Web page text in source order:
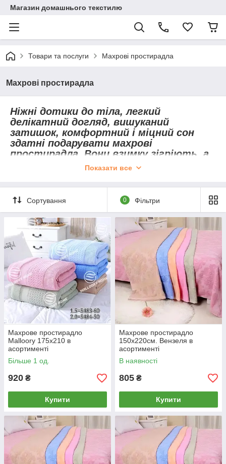
Магазин домашнього текстилю
Товари та послуги Махрові простирадла
Махрові простирадла
Ніжні дотики до тіла, легкий
делікатний догляд, вишуканий
затишок, комфортний і міцний сон
здатні подарувати махрові
простирадла. Вони взимку зігріють, а
влітку дадуть змогу тілу дихати.
Показати все
Сортування 0 Фільтри
Махрове простирадло
Malloory 175x210 в
асортименті
Більше 1 од.
920 ₴
Купити
Махрове простирадло
150х220см. Вензеля в
асортименті
В наявності
805 ₴
Купити